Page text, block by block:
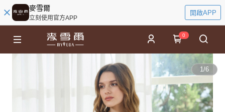
麥雪爾
立刻使用官方APP
開啟APP
0
1/6